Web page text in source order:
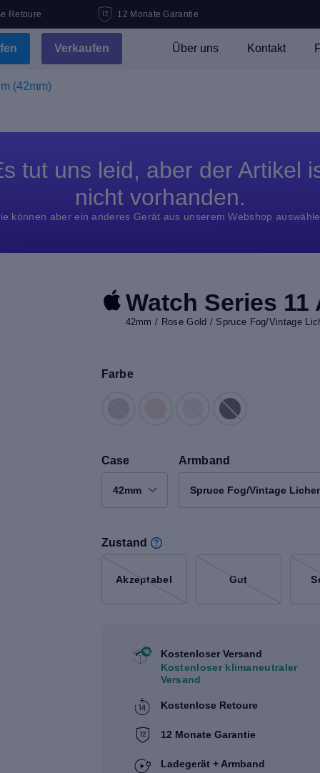
Retoure 12 Monate Garantie
Verkaufen Über uns Kontakt
(42mm)
tut uns leid, aber der Artikel
nicht vorhanden.
können aber ein anderes Gerät aus unserem Webshop
Watch Series
42mm / Rose Gold / Spruce Fog/Vintage
Farbe
Case
42mm
Armband
Spruce Fog/Vintage
Zustand
Akzeptabel Gut
Kostenloser Versand
Kostenloser klimaneutraler
Versand
Kostenlose Retoure
12 Monate Garantie
Ladegerät + Armband